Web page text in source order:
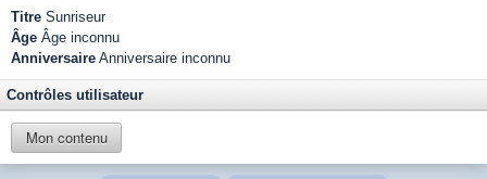
Titre Sunriseur
Âge Âge inconnu
Anniversaire Anniversaire inconnu
Contrôles utilisateur
Mon contenu